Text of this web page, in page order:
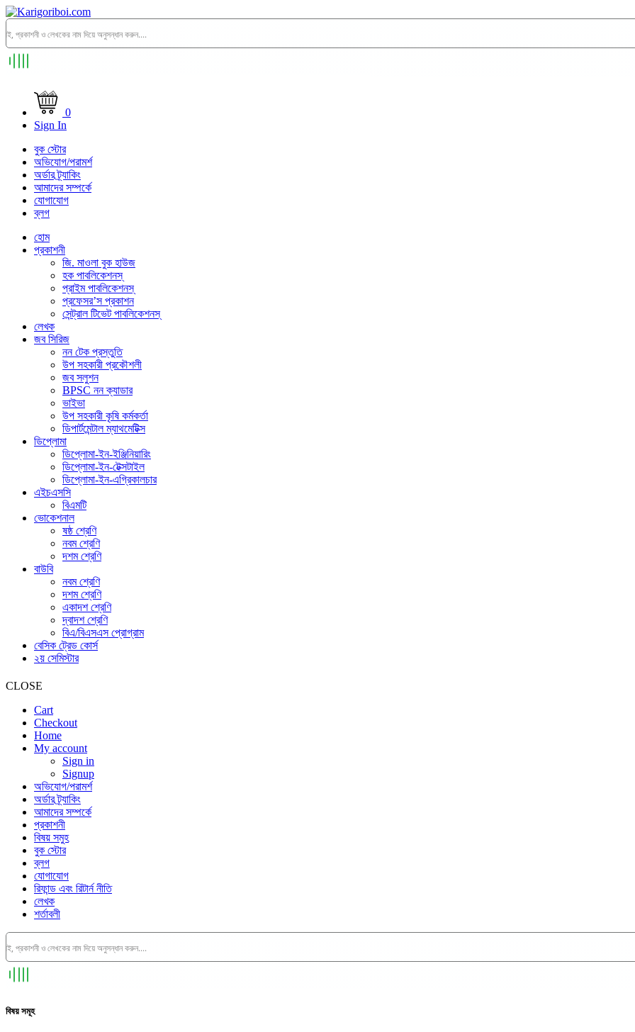
0
Sign In
বুক স্টোর
অভিযোগ/পরামর্শ
অর্ডার ট্র্যাকিং
আমাদের সম্পর্কে
যোগাযোগ
ব্লগ
হোম
প্রকাশনী
জি. মাওলা বুক হাউজ
হক পাবলিকেশনস্
প্রাইম পাবলিকেশনস্
প্রফেসর’স প্রকাশন
সেন্ট্রাল টিভেট পাবলিকেশনস্
লেখক
জব সিরিজ
নন টেক প্রস্তুতি
উপ সহকারী প্রকৌশলী
জব সলুশন
BPSC নন ক্যাডার
ভাইভা
উপ সহকারী কৃষি কর্মকর্তা
ডিপার্টমেন্টাল ম্যাথমেটিক্স
ডিপ্লোমা
ডিপ্লোমা-ইন-ইঞ্জিনিয়ারিং
ডিপ্লোমা-ইন-টেক্সটাইল
ডিপ্লোমা-ইন-এগ্রিকালচার
এইচএসসি
বিএমটি
ভোকেশনাল
ষষ্ঠ শ্রেণি
নবম শ্রেণি
দশম শ্রেণি
বাউবি
নবম শ্রেণি
দশম শ্রেণি
একাদশ শ্রেণি
দ্বাদশ শ্রেণি
বিএ/বিএসএস প্রোগ্রাম
বেসিক ট্রেড কোর্স
২য় সেমিস্টার
CLOSE
Cart
Checkout
Home
My account
Sign in
Signup
অভিযোগ/পরামর্শ
অর্ডার ট্র্যাকিং
আমাদের সম্পর্কে
প্রকাশনী
বিষয় সমুহ
বুক স্টোর
ব্লগ
যোগাযোগ
রিফান্ড এবং রিটার্ন নীতি
লেখক
শর্তাবলী
বিষয় সমূহ